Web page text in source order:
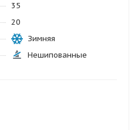
35
20
Зимняя
Нешипованные